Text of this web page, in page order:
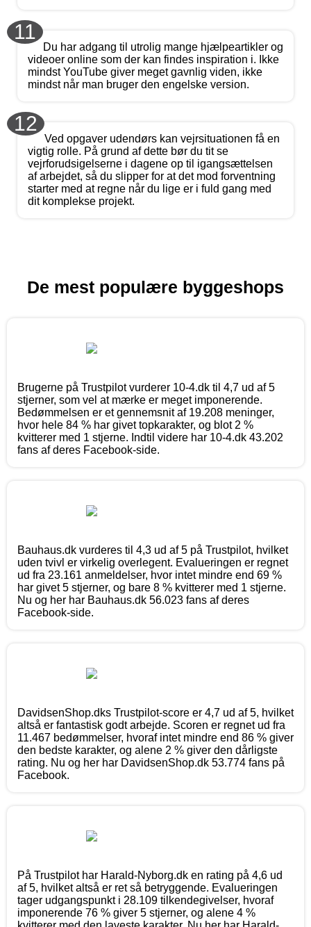
11
Du har adgang til utrolig mange hjælpeartikler og
videoer online som der kan findes inspiration i. Ikke
mindst YouTube giver meget gavnlig viden, ikke
mindst når man bruger den engelske version.
12
Ved opgaver udendørs kan vejrsituationen få en
vigtig rolle. På grund af dette bør du tit se
vejrforudsigelserne i dagene op til igangsættelsen
af arbejdet, så du slipper for at det mod forventning
starter med at regne når du lige er i fuld gang med
dit komplekse projekt.
De mest populære byggeshops
Brugerne på Trustpilot vurderer 10-4.dk til 4,7 ud af 5
stjerner, som vel at mærke er meget imponerende.
Bedømmelsen er et gennemsnit af 19.208 meninger,
hvor hele 84 % har givet topkarakter, og blot 2 %
kvitterer med 1 stjerne. Indtil videre har 10-4.dk 43.202
fans af deres Facebook-side.
Bauhaus.dk vurderes til 4,3 ud af 5 på Trustpilot, hvilket
uden tvivl er virkelig overlegent. Evalueringen er regnet
ud fra 23.161 anmeldelser, hvor intet mindre end 69 %
har givet 5 stjerner, og bare 8 % kvitterer med 1 stjerne.
Nu og her har Bauhaus.dk 56.023 fans af deres
Facebook-side.
DavidsenShop.dks Trustpilot-score er 4,7 ud af 5, hvilket
altså er fantastisk godt arbejde. Scoren er regnet ud fra
11.467 bedømmelser, hvoraf intet mindre end 86 % giver
den bedste karakter, og alene 2 % giver den dårligste
rating. Nu og her har DavidsenShop.dk 53.774 fans på
Facebook.
På Trustpilot har Harald-Nyborg.dk en rating på 4,6 ud
af 5, hvilket altså er ret så betryggende. Evalueringen
tager udgangspunkt i 28.109 tilkendegivelser, hvoraf
imponerende 76 % giver 5 stjerner, og alene 4 %